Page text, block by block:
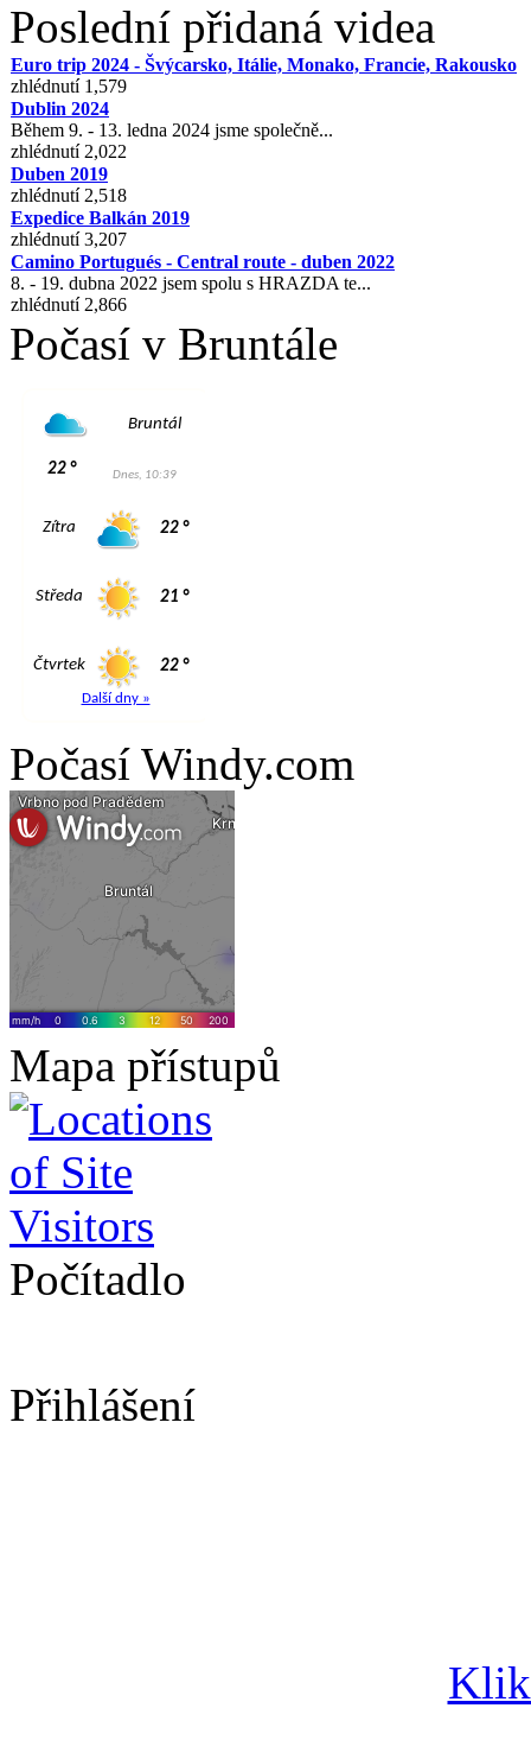
Poslední přidaná videa
Euro trip 2024 - Švýcarsko, Itálie, Monako, Francie, Rakousko
zhlédnutí 1,579
Dublin 2024
Během 9. - 13. ledna 2024 jsme společně...
zhlédnutí 2,022
Duben 2019
zhlédnutí 2,518
Expedice Balkán 2019
zhlédnutí 3,207
Camino Portugués - Central route - duben 2022
8. - 19. dubna 2022 jsem spolu s HRAZDA te...
zhlédnutí 2,866
Počasí v Bruntále
Počasí Windy.com
Mapa přístupů
Počítadlo
Přihlášení